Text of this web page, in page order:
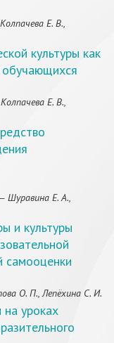
Е. В.,
культуры как
обучающихся
Е. В.,
Шуравина Е. А.,
и культуры
самооценки
О. П., Лепёхина С. И.
уроках